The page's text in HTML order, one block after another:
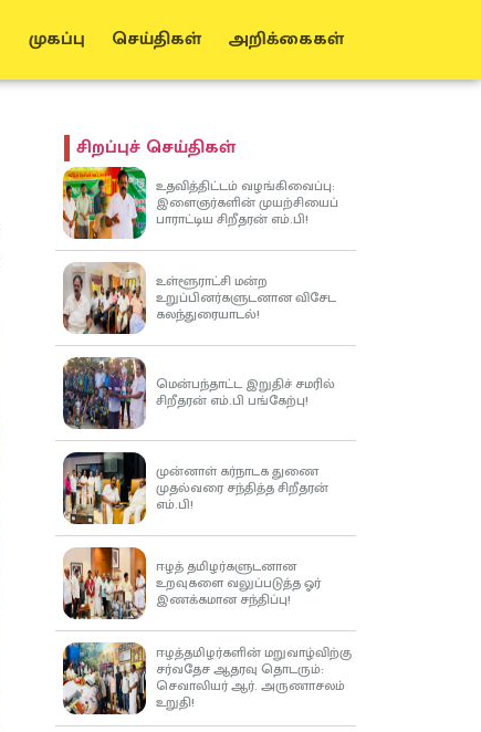
முகப்பு செய்திகள் அறிக்கைகள்
சிறப்புச் செய்திகள்
உதவித்திட்டம் வழங்கிவைப்பு:
இளைஞர்களின் முயற்சியைப்
பாராட்டிய சிறீதரன் எம்.பி!
உள்ளூராட்சி மன்ற
உறுப்பினர்களுடனான விசேட
கலந்துரையாடல்!
மென்பந்தாட்ட இறுதிச் சமரில்
சிறீதரன் எம்.பி பங்கேற்பு!
முன்னாள் கர்நாடக துணை
முதல்வரை சந்தித்த சிறீதரன்
எம்.பி!
ஈழத் தமிழர்களுடனான
உறவுகளை வலுப்படுத்த ஓர்
இணக்கமான சந்திப்பு!
ஈழத்தமிழர்களின் மறுவாழ்விற்கு
சர்வதேச ஆதரவு தொடரும்:
செவாலியர் ஆர். அருணாசலம்
உறுதி!